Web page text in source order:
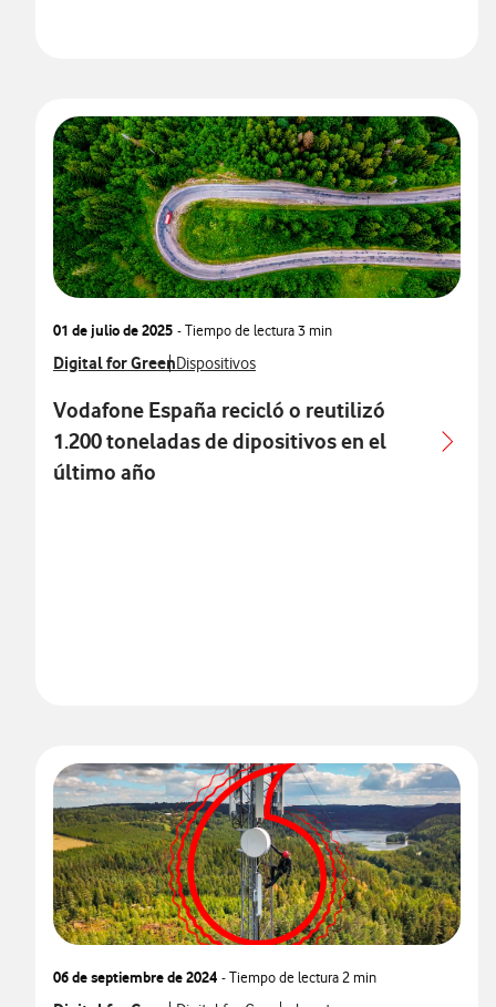
01 de julio de 2025 - Tiempo de lectura3 min
Ver más notas de prensa relacionados con
Digital for GreenVer más notas de prensa relacionados con
Dispositivos
Vodafone España recicló o reutilizó
1.200 toneladas de dipositivos en el
último año
06 de septiembre de 2024 - Tiempo de lectura2 min